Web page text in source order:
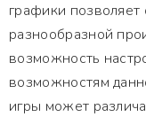
графики
разнообразной
возможность
возможностям
игры может